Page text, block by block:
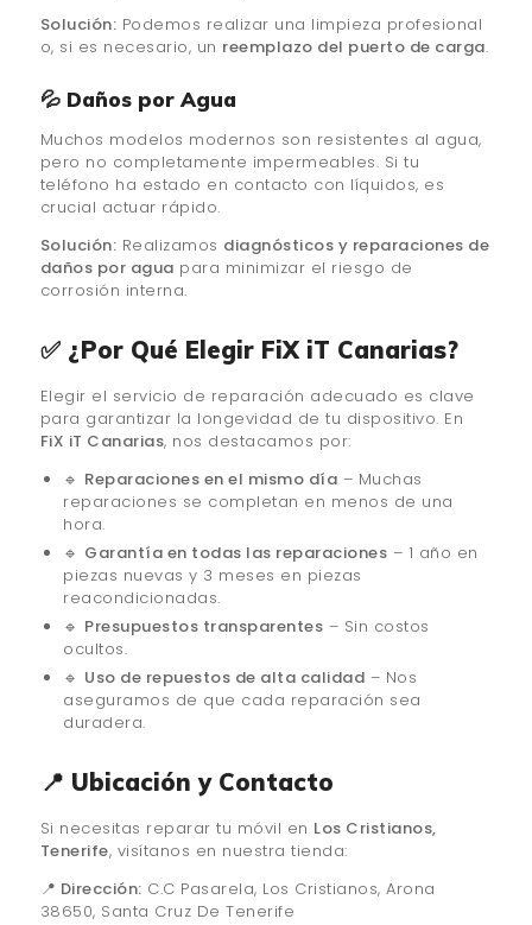
Solución: Podemos realizar una limpieza profesional
o, si es necesario, un reemplazo del puerto de carga.
💦 Daños por Agua
Muchos modelos modernos son resistentes al agua,
pero no completamente impermeables. Si tu
teléfono ha estado en contacto con líquidos, es
crucial actuar rápido.
Solución: Realizamos diagnósticos y reparaciones de
daños por agua para minimizar el riesgo de
corrosión interna.
✅ ¿Por Qué Elegir FiX iT Canarias?
Elegir el servicio de reparación adecuado es clave
para garantizar la longevidad de tu dispositivo. En
FiX iT Canarias, nos destacamos por:
🔹 Reparaciones en el mismo día – Muchas
reparaciones se completan en menos de una
hora.
🔹 Garantía en todas las reparaciones – 1 año en
piezas nuevas y 3 meses en piezas
reacondicionadas.
🔹 Presupuestos transparentes – Sin costos
ocultos.
🔹 Uso de repuestos de alta calidad – Nos
aseguramos de que cada reparación sea
duradera.
📍 Ubicación y Contacto
Si necesitas reparar tu móvil en Los Cristianos,
Tenerife, visítanos en nuestra tienda:
📍 Dirección: C.C Pasarela, Los Cristianos, Arona
38650, Santa Cruz De Tenerife